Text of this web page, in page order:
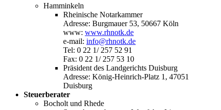
Hamminkeln
Rheinische Notarkammer
Adresse: Burgmauer 53, 50667 Köln
www: www.rhnotk.de
e-mail: info@rhnotk.de
Tel: 0 22 1/ 257 52 91
Fax: 0 22 1/ 257 53 10
Präsident des Landgerichts Duisburg
Adresse: König-Heinrich-Platz 1, 47051
Duisburg
Steuerberater
Bocholt und Rhede